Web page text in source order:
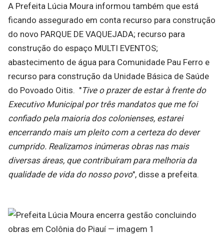
A Prefeita Lúcia Moura informou também que está
ficando assegurado em conta recurso para construção
do novo PARQUE DE VAQUEJADA; recurso para
construção do espaço MULTI EVENTOS;
abastecimento de água para Comunidade Pau Ferro e
recurso para construção da Unidade Básica de Saúde
do Povoado Oitis. "Tive o prazer de estar à frente do
Executivo Municipal por três mandatos que me foi
confiado pela maioria dos colonienses, estarei
encerrando mais um pleito com a certeza do dever
cumprido. Realizamos inúmeras obras nas mais
diversas áreas, que contribuíram para melhoria da
qualidade de vida do nosso povo", disse a prefeita.